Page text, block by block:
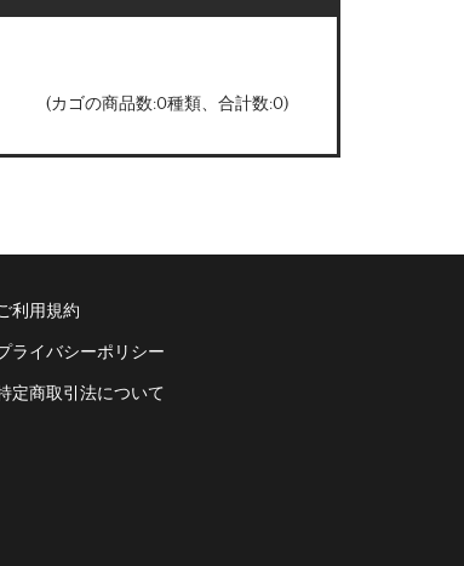
(カゴの商品数:0種類、合計数:0)
利用規約
ライバシーポリシー
定商取引法について